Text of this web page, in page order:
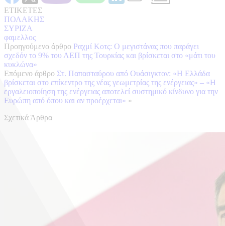
ΕΤΙΚΕΤΕΣ
ΠΟΛΑΚΗΣ
ΣΥΡΙΖΑ
φαμελλος
Προηγούμενο άρθρο Ραχμί Κοτς: Ο μεγιστάνας που παράγει
σχεδόν το 9% του ΑΕΠ της Τουρκίας και βρίσκεται στο «μάτι του
κυκλώνα»
Επόμενο άρθρο Στ. Παπασταύρου από Ουάσιγκτον: «Η Ελλάδα
βρίσκεται στο επίκεντρο της νέας γεωμετρίας της ενέργειας» – «Η
εργαλειοποίηση της ενέργειας αποτελεί συστημικό κίνδυνο για την
Ευρώπη από όπου και αν προέρχεται» »
Σχετικά Άρθρα